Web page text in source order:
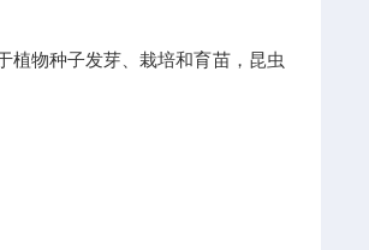
植物种子发芽、栽培和育苗，昆虫